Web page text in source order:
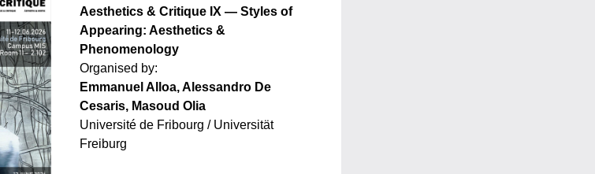
Aesthetics & Critique IX — Styles of
Appearing: Aesthetics &
Phenomenology
Organised by:
Emmanuel Alloa, Alessandro De
Cesaris, Masoud Olia
Université de Fribourg / Universität
Freiburg